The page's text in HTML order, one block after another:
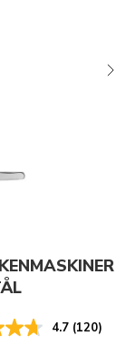
4.7 (120)